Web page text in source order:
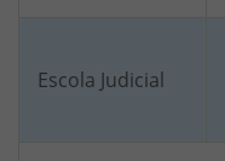
Escola Judicial